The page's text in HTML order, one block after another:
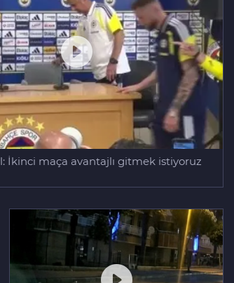
İkinci maça avantajlı gitmek istiyoruz